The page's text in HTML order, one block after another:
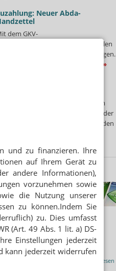
und zu finanzieren. Ihre
auf Ihrem Gerät zu
andere Informationen),
vorzunehmen sowie
die Nutzung unserer
zu können.Indem Sie
zu. Dies umfasst
(Art. 49 Abs. 1 lit. a) DS-
Einstellungen jederzeit
kann jederzeit widerrufen
Neuer Abda-
dem GKV-
(BStabG) sollen
auch die Zuzahlungen steigen.
»
hatte sich abgezeichnet, doch am
Ausschluss von Cannabis aus der
sehr schnell: Über Nacht standen
auf Rezept
zur Tabakentwöhnung
Kassen erstattet.
sind nikotinhaltige nicht
Präparate sowie...
Alle Porträts lesen